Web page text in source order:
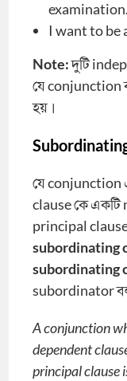
examination.
I want to be
Note:দুটি
যে conjunction
হয়।
যে
clause কে
principal clause
subordinating
subordinating
subordinator
A conjunction
dependent
principal clause